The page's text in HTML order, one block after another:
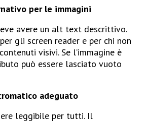
per le immagini
avere un alt text descrittivo.
gli screen reader e per chi non
visivi. Se l’immagine è
può essere lasciato vuoto
adeguato
leggibile per tutti. Il